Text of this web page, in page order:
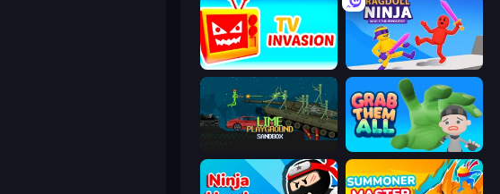
TV Invasion Ragdoll Ninja: Imposter Hero
Grab Them All